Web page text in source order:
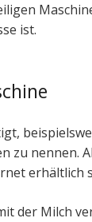
ist.
zu nennen.
erhältlich
der Milch